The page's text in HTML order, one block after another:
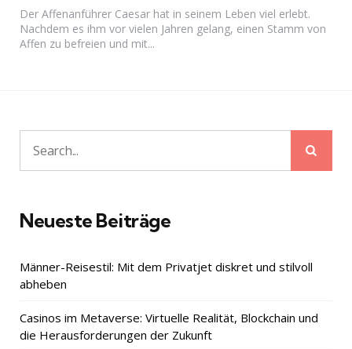
Der Affenanführer Caesar hat in seinem Leben viel erlebt.
Nachdem es ihm vor vielen Jahren gelang, einen Stamm von
Affen zu befreien und mit...
Search
for:
Neueste Beiträge
Männer-Reisestil: Mit dem Privatjet diskret und stilvoll
abheben
Casinos im Metaverse: Virtuelle Realität, Blockchain und
die Herausforderungen der Zukunft